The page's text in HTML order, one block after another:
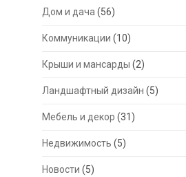
Дом и дача (56)
Коммуникации (10)
Крыши и мансарды (2)
Ландшафтный дизайн (5)
Мебель и декор (31)
Недвижимость (5)
Новости (5)